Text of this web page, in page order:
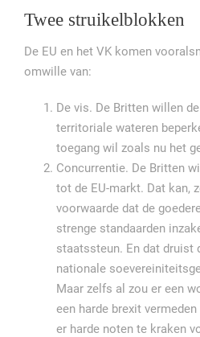
Twee struikelblokken
De EU en het VK komen
omwille van:
De vis. De Britten willen
territoriale wateren
toegang wil zoals nu het
Concurrentie. De Britten
tot de EU-markt. Dat kan,
voorwaarde dat de
strenge standaarden
staatssteun. En dat druist
nationale
Maar zelfs al zou er een
een harde brexit
er harde noten te kraken